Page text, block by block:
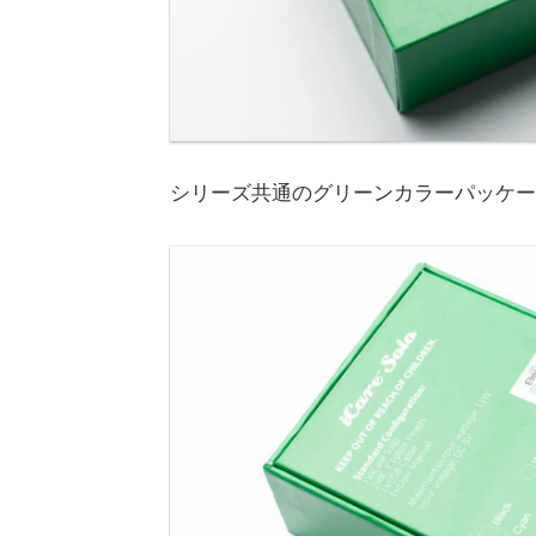
シリーズ共通のグリーンカラーパッケ